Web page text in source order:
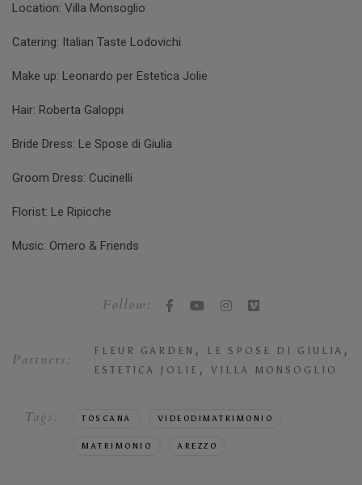
Location: Villa Monsoglio
Catering: Italian Taste Lodovichi
Make up: Leonardo per Estetica Jolie
Hair: Roberta Galoppi
Bride Dress: Le Spose di Giulia
Groom Dress: Cucinelli
Florist: Le Ripicche
Music: Omero & Friends
Follow:
Partners: FLEUR GARDEN , LE SPOSE DI GIULIA ,
ESTETICA JOLIE , VILLA MONSOGLIO
Tags: TOSCANA VIDEODIMATRIMONIO
MATRIMONIO AREZZO